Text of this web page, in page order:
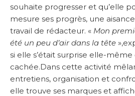
souhaite progresser et qu’elle
mesure ses progrès, une
travail de rédacteur. « Mon
été un peu d’air dans la tête
si elle s’était surprise elle-
cachée.Dans cette activité
entretiens, organisation et
elle trouve ses marques et